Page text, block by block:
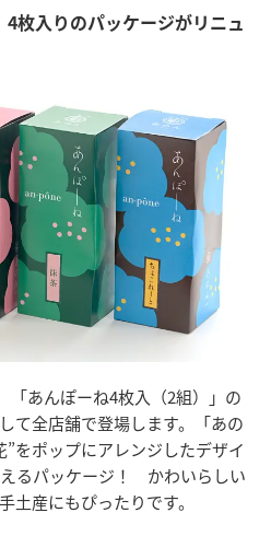
枚入りのパッケージがリニュ
「あんぽーね4枚入（2組）」の
て全店舗で登場します。「あの
をポップにアレンジしたデザイ
るパッケージ！ かわいらしい
土産にもぴったりです。